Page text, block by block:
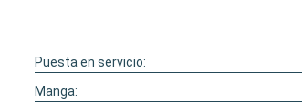
Puesta en servicio:
Manga: